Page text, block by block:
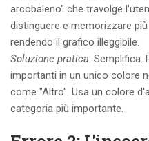
arcobaleno" che travolge
distinguere e memorizzare
rendendo il grafico illeggibile.
Soluzione pratica: Semplifica.
importanti in un unico colore
come "Altro". Usa un colore
categoria più importante.